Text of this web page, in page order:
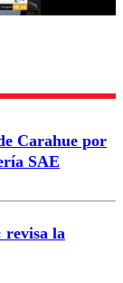
comentario
Carahue por
SAE
revisa la